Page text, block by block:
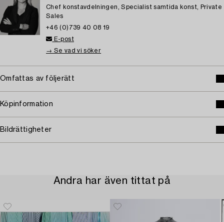
Chef konstavdelningen, Specialist samtida konst, Private
Sales
+46 (0)739 40 08 19
E-post
→ Se vad vi söker
Omfattas av följerätt
Köpinformation
Bildrättigheter
Andra har även tittat på